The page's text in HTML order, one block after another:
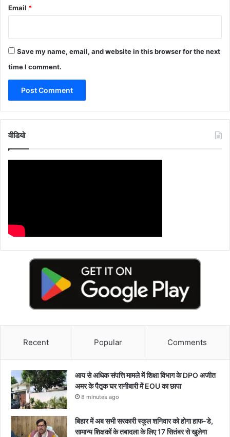
Email *
Save my name, email, and website in this browser for the next
time I comment.
वीडियो
Recent Popular Comments
आय से अधिक संपत्ति मामले में शिक्षा विभाग के DPO अजीत
अमर के पैतृक घर रानीबारी में EOU का छापा
8 minutes ago
बिहार में अब सभी सरकारी स्कूल शनिवार को होगा हाफ-डे,
सामान्य शिक्षकों के तबादला के लिए 17 सितंबर से खुलेगा